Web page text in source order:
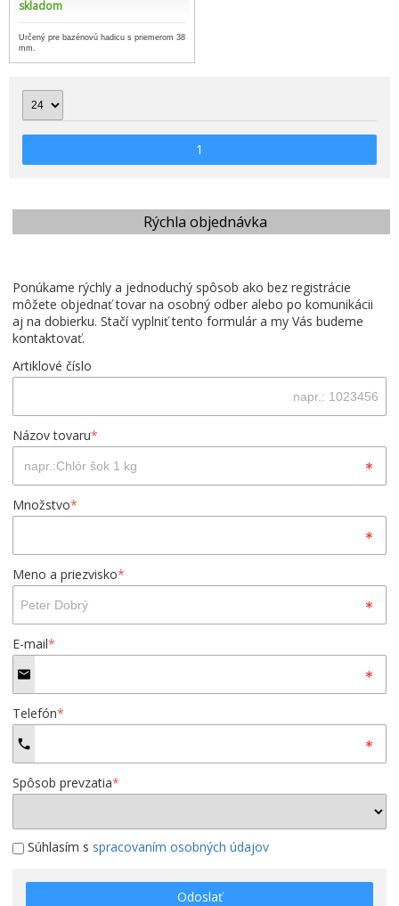
Rýchla objednávka
Ponúkame rýchly a jednoduchý spôsob ako bez registrácie
môžete objednať tovar na osobný odber alebo po komunikácii
aj na dobierku. Stačí vyplniť tento formulár a my Vás budeme
kontaktovať.
Artiklové číslo
Názov tovaru*
Množstvo*
Meno a priezvisko*
E-mail*
Telefón*
Spôsob prevzatia*
Súhlasím s spracovaním osobných údajov
Odoslať
skladom
Určený pre bazénovú hadicu s priemerom 38
mm.
1